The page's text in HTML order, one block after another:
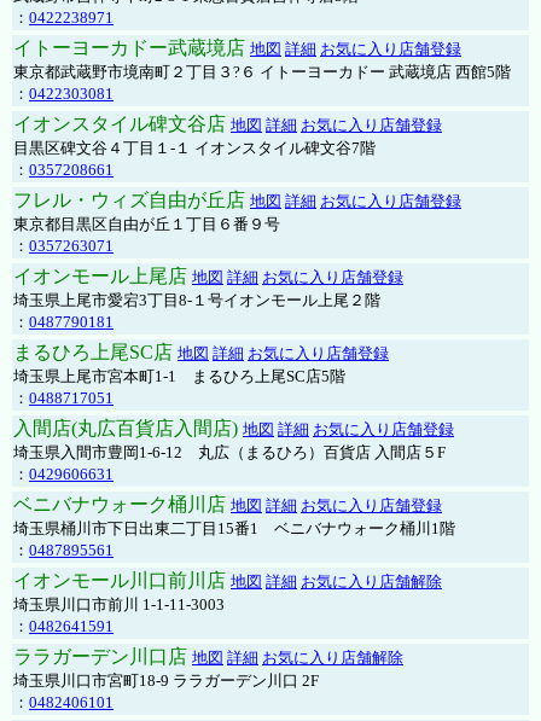
： 0422238971
イトーヨーカドー武蔵境店 地図 詳細 お気に入り店舗登録
東京都武蔵野市境南町２丁目３?６ イトーヨーカドー 武蔵境店 西館5階
： 0422303081
イオンスタイル碑文谷店 地図 詳細 お気に入り店舗登録
目黒区碑文谷４丁目１-１ イオンスタイル碑文谷7階
： 0357208661
フレル・ウィズ自由が丘店 地図 詳細 お気に入り店舗登録
東京都目黒区自由が丘１丁目６番９号
： 0357263071
イオンモール上尾店 地図 詳細 お気に入り店舗登録
埼玉県上尾市愛宕3丁目8-１号イオンモール上尾２階
： 0487790181
まるひろ上尾SC店 地図 詳細 お気に入り店舗登録
埼玉県上尾市宮本町1-1 まるひろ上尾SC店5階
： 0488717051
入間店(丸広百貨店入間店) 地図 詳細 お気に入り店舗登録
埼玉県入間市豊岡1-6-12 丸広（まるひろ）百貨店 入間店５F
： 0429606631
ベニバナウォーク桶川店 地図 詳細 お気に入り店舗登録
埼玉県桶川市下日出東二丁目15番1 ベニバナウォーク桶川1階
： 0487895561
イオンモール川口前川店 地図 詳細 お気に入り店舗解除
埼玉県川口市前川 1-1-11-3003
： 0482641591
ララガーデン川口店 地図 詳細 お気に入り店舗解除
埼玉県川口市宮町18-9 ララガーデン川口 2F
： 0482406101